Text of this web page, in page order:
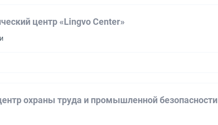
центр «Lingvo Center»
охраны труда и промышленной безопасности